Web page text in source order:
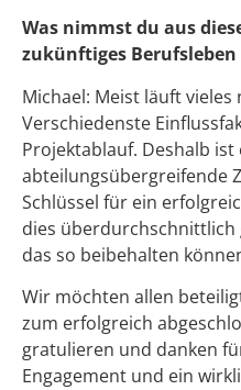
Was nimmst du aus
zukünftiges
Michael: Meist läuft vieles
Verschiedenste
Projektablauf. Deshalb ist
abteilungsübergreifende
Schlüssel für ein
dies
das so beibehalten
Wir möchten allen
zum erfolgreich
gratulieren und danken
Engagement und ein